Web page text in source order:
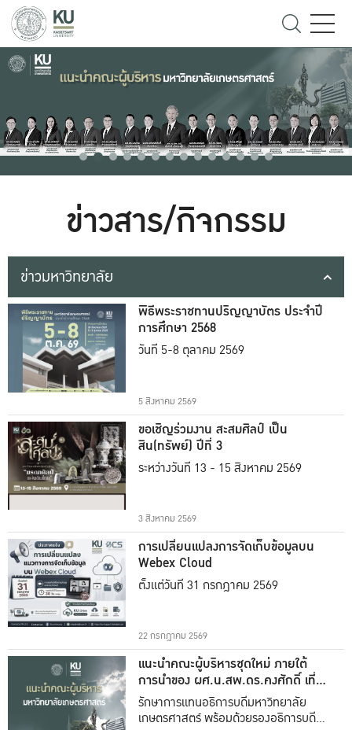
ข่าวสาร/กิจกรรม
ข่าวมหาวิทยาลัย
พิธีพระราชทานปริญญาบัตร ประจำปี
การศึกษา 2568
วันที่ 5-8 ตุลาคม 2569
5 สิงหาคม 2569
ขอเชิญร่วมงาน สะสมศิลป์ เป็น
สิน(ทรัพย์) ปีที่ 3
ระหว่างวันที่ 13 - 15 สิงหาคม 2569
3 สิงหาคม 2569
การเปลี่ยนแปลงการจัดเก็บข้อมูลบน
Webex Cloud
ตั้งแต่วันที่ 31 กรกฎาคม 2569
22 กรกฎาคม 2569
แนะนำคณะผู้บริหารชุดใหม่ ภายใต้
การนำของ ผศ.น.สพ.ดร.คงศักดิ์ เที่ยง
ธรรม
รักษาการแทนอธิการบดีมหาวิทยาลัย
เกษตรศาสตร์ พร้อมด้วยรองอธิการบดีทั้ง